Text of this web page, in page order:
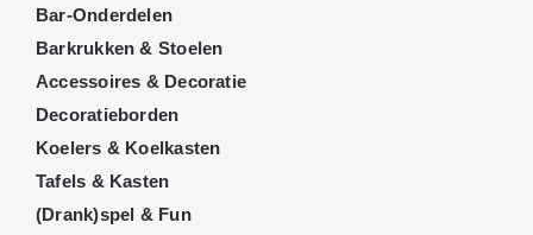
Bar-Onderdelen
Barkrukken & Stoelen
Accessoires & Decoratie
Decoratieborden
Koelers & Koelkasten
Tafels & Kasten
(Drank)spel & Fun